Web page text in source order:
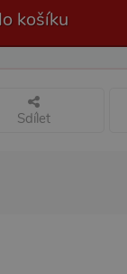
košíku
Sdílet